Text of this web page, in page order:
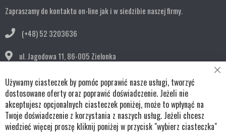
Zapraszamy do kontaktu on-line jak i w siedzibie naszej firmy.
(+48) 52 3203636
ul. Jagodowa 11, 86-005 Zielonka
bok@remko.pl
OBSERWUJ NAS
Używamy ciasteczek by pomóc poprawić nasze usługi, tworzyć
dostosowane oferty oraz poprawić doświadczenie. Jeżeli nie
akceptujesz opcjonalnych ciasteczek poniżej, może to wpłynąć na
Twoje doświadczenie z korzystania z naszych usług. Jeżeli chcesz
wiedzieć więcej proszę kliknij poniżej w przycisk "wybierz ciasteczka"